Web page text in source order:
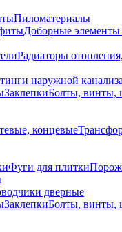
Пиломатериалы
Доборные элементы
Радиаторы
наружной
ЗаклепкиБолты, винты,
концевые
Фуги для плитки
дверные
ЗаклепкиБолты, винты,